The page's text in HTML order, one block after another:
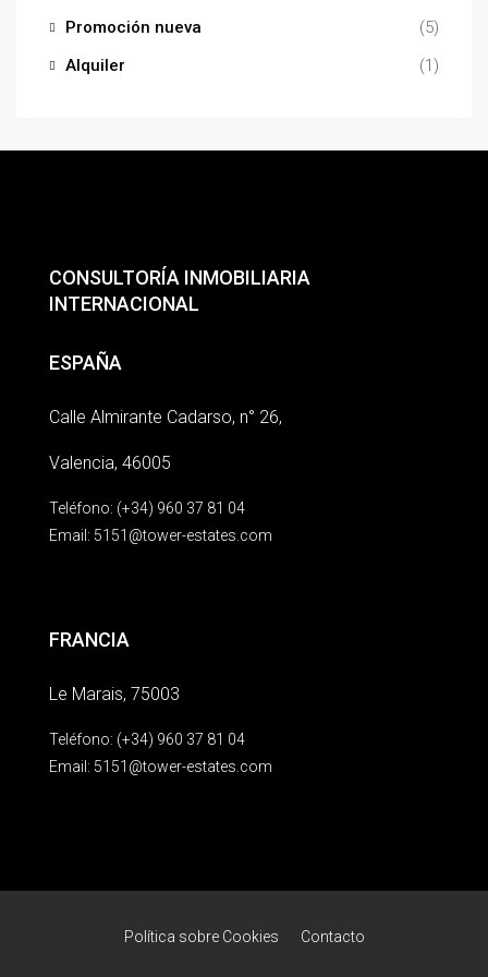
Promoción nueva
(5)
Alquiler
(1)
CONSULTORÍA INMOBILIARIA
INTERNACIONAL
ESPAÑA
Calle Almirante Cadarso, n° 26,
Valencia, 46005
Teléfono: (+34) 960 37 81 04
Email: 5151@tower-estates.com
FRANCIA
Le Marais, 75003
Teléfono: (+34) 960 37 81 04
Email: 5151@tower-estates.com
Política sobre Cookies Contacto